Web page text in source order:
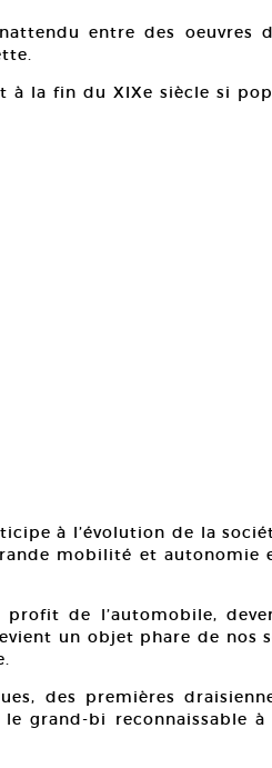
entre des oeuvres
à la fin du XIXe siècle si
à l’évolution de la
mobilité et autonomie
de l’automobile,
un objet phare de nos
des premières
grand-bi reconnaissable à